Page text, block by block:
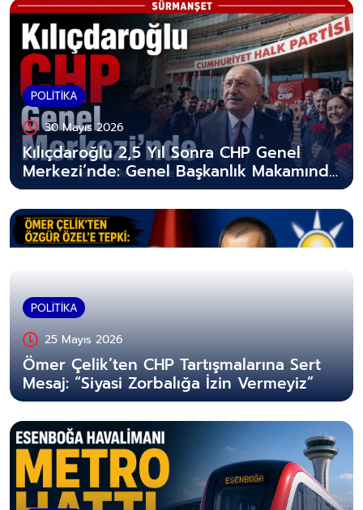
POLİTİKA
30 Mayıs 2026
Kılıçdaroğlu 2,5 Yıl Sonra CHP Genel
Merkezi’nde: Genel Başkanlık Makamında
Çalışmalarına Başladı
POLİTİKA
25 Mayıs 2026
Ömer Çelik’ten CHP Tartışmalarına Sert
Mesaj: “Siyasi Zorbalığa İzin Vermeyiz”